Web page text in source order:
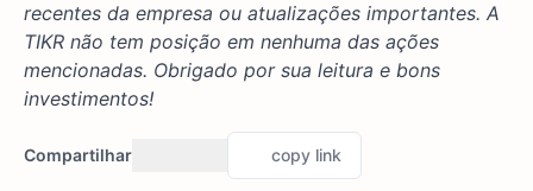
recentes da empresa ou atualizações importantes. A
TIKR não tem posição em nenhuma das ações
mencionadas. Obrigado por sua leitura e bons
investimentos!
Compartilhar copy link